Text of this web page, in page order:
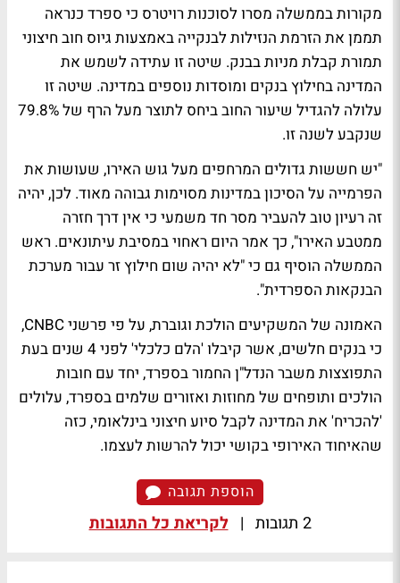
מקורות בממשלה מסרו לסוכנות רויטרס כי ספרד כנראה
תממן את הזרמת הנזילות לבנקייה באמצעות גיוס חוב חיצוני
תמורת קבלת מניות בבנק. שיטה זו עתידה לשמש את
המדינה בחילוץ בנקים ומוסדות נוספים במדינה. שיטה זו
עלולה להגדיל שיעור החוב ביחס לתוצר מעל הרף של 79.8%
שנקבע לשנה זו.
"יש חששות גדולים המרחפים מעל גוש האירו, שעושות את
הפרמייה על הסיכון במדינות מסוימות גבוהה מאוד. לכן, יהיה
זה רעיון טוב להעביר מסר חד משמעי כי אין דרך חזרה
ממטבע האירו", כך אמר היום ראחוי במסיבת עיתונאים. ראש
הממשלה הוסיף גם כי "לא יהיה שום חילוץ זר עבור מערכת
הבנקאות הספרדית".
האמונה של המשקיעים הולכת וגוברת, על פי פרשני CNBC,
כי בנקים חלשים, אשר קיבלו 'הלם כלכלי' לפני 4 שנים בעת
התפוצצות משבר הנדל"ן החמור בספרד, יחד עם חובות
הולכים ותופחים של מחוזות ואזורים שלמים בספרד, עלולים
'להכריח' את המדינה לקבל סיוע חיצוני בינלאומי, כזה
שהאיחוד האירופי בקושי יכול להרשות לעצמו.
הוספת תגובה
2 תגובות | לקריאת כל התגובות